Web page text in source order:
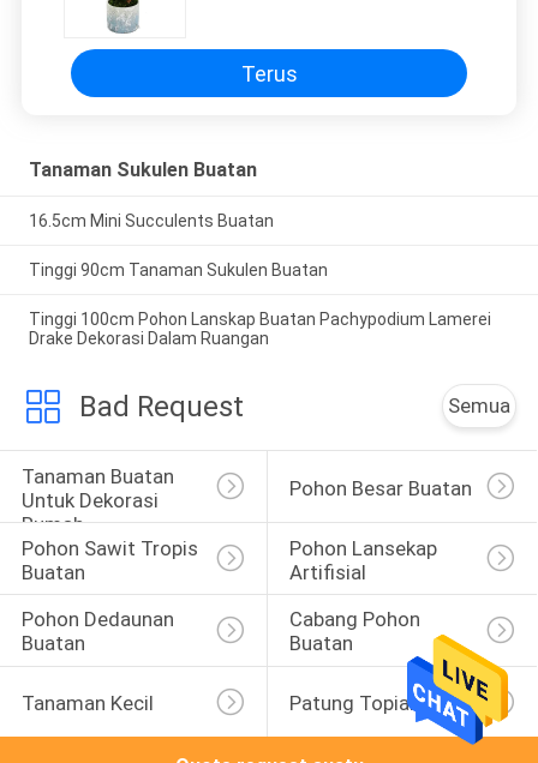
Terus
Tanaman Sukulen Buatan
16.5cm Mini Succulents Buatan
Tinggi 90cm Tanaman Sukulen Buatan
Tinggi 100cm Pohon Lanskap Buatan Pachypodium Lamerei
Drake Dekorasi Dalam Ruangan
Bad Request Semua
Tanaman Buatan
Untuk Dekorasi
Rumah
Pohon Besar Buatan
Pohon Sawit Tropis
Buatan
Pohon Lansekap
Artifisial
Pohon Dedaunan
Buatan
Cabang Pohon
Buatan
Tanaman Kecil Patung Topiary